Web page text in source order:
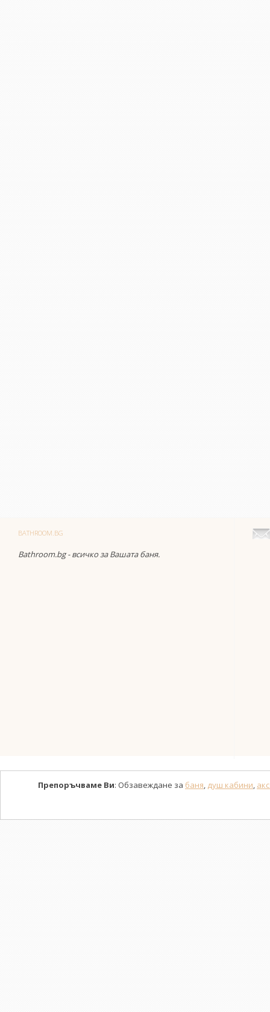
BATHROOM.BG
Bathroom.bg - всичко за Вашата баня.
Препоръчваме Ви: Обзавеждане за баня, душ кабини,